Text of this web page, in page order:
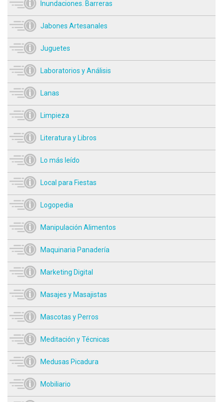
Inundaciones. Barreras
Jabones Artesanales
Juguetes
Laboratorios y Análisis
Lanas
Limpieza
Literatura y Libros
Lo más leído
Local para Fiestas
Logopedia
Manipulación Alimentos
Maquinaria Panadería
Marketing Digital
Masajes y Masajistas
Mascotas y Perros
Meditación y Técnicas
Medusas Picadura
Mobiliario